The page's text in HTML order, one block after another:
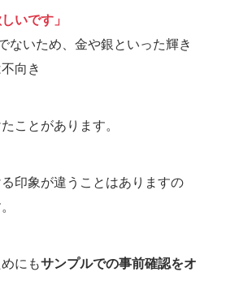
いです」
ないため、金や銀といった輝き
向き
ことがあります。
印象が違うことはありますの
にもサンプルでの事前確認をオ